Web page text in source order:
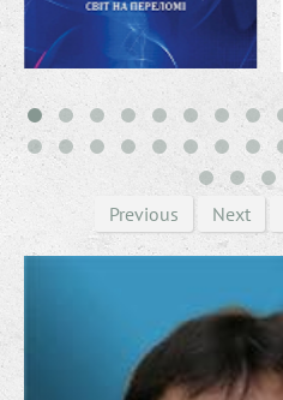
Previous Next